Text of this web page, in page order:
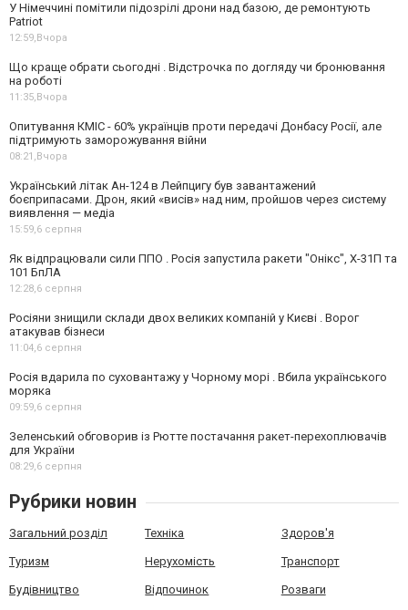
У Німеччині помітили підозрілі дрони над базою, де ремонтують
Patriot
12:59,Вчора
Що краще обрати сьогодні . Відстрочка по догляду чи бронювання
на роботі
11:35,Вчора
Опитування КМІС - 60% українців проти передачі Донбасу Росії, але
підтримують заморожування війни
08:21,Вчора
Український літак Ан-124 в Лейпцигу був завантажений
боєприпасами. Дрон, який «висів» над ним, пройшов через систему
виявлення — медіа
15:59,6 серпня
Як відпрацювали сили ППО . Росія запустила ракети "Онікс", Х-31П та
101 БпЛА
12:28,6 серпня
Росіяни знищили склади двох великих компаній у Києві . Ворог
атакував бізнеси
11:04,6 серпня
Росія вдарила по суховантажу у Чорному морі . Вбила українського
моряка
09:59,6 серпня
Зеленський обговорив із Рютте постачання ракет-перехоплювачів
для України
08:29,6 серпня
Рубрики новин
Загальний розділ Техніка Здоров'я
Туризм Нерухомість Транспорт
Будівництво Відпочинок Розваги